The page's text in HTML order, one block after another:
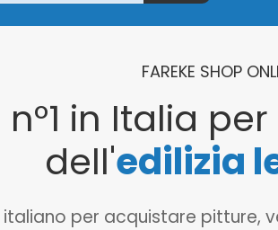
FAREKE SHOP
in Italia per
dell'edilizia
per acquistare pitture,